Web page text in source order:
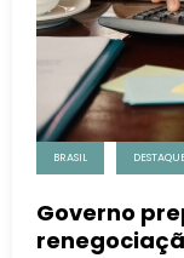
BRASIL
Governo